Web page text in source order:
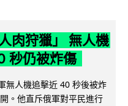
肉狩獵」 無人機
秒仍被炸傷
無人機追擊近 40 秒後被炸
。他直斥俄軍對平民進行